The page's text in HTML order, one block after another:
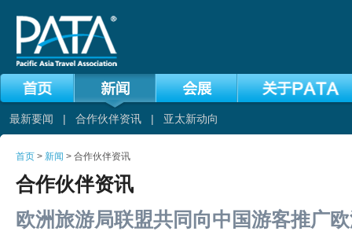
最新要闻 | 合作伙伴资讯 | 亚太新动向
首页 > 新闻 > 合作伙伴资讯
合作伙伴资讯
欧洲旅游局联盟共同向中国游客推广